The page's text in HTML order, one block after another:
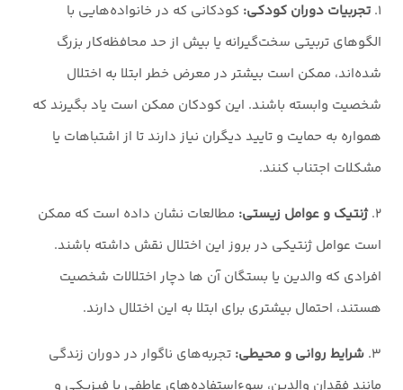
۱. تجربیات دوران کودکی: کودکانی که در خانواده‌هایی با
الگوهای تربیتی سخت‌گیرانه یا بیش از حد محافظه‌کار بزرگ
شده‌اند، ممکن است بیشتر در معرض خطر ابتلا به اختلال
شخصیت وابسته باشند. این کودکان ممکن است یاد بگیرند که
همواره به حمایت و تایید دیگران نیاز دارند تا از اشتباهات یا
مشکلات اجتناب کنند.
۲. ژنتیک و عوامل زیستی: مطالعات نشان داده است که ممکن
است عوامل ژنتیکی در بروز این اختلال نقش داشته باشند.
افرادی که والدین یا بستگان آن‌ ها دچار اختلالات شخصیت
هستند، احتمال بیشتری برای ابتلا به این اختلال دارند.
۳. شرایط روانی و محیطی: تجربه‌های ناگوار در دوران زندگی